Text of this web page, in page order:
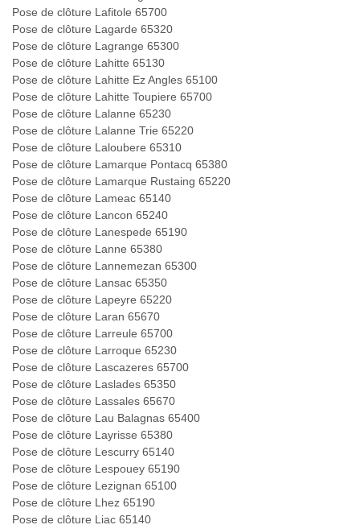
Pose de clôture Lafitole 65700
Pose de clôture Lagarde 65320
Pose de clôture Lagrange 65300
Pose de clôture Lahitte 65130
Pose de clôture Lahitte Ez Angles 65100
Pose de clôture Lahitte Toupiere 65700
Pose de clôture Lalanne 65230
Pose de clôture Lalanne Trie 65220
Pose de clôture Laloubere 65310
Pose de clôture Lamarque Pontacq 65380
Pose de clôture Lamarque Rustaing 65220
Pose de clôture Lameac 65140
Pose de clôture Lancon 65240
Pose de clôture Lanespede 65190
Pose de clôture Lanne 65380
Pose de clôture Lannemezan 65300
Pose de clôture Lansac 65350
Pose de clôture Lapeyre 65220
Pose de clôture Laran 65670
Pose de clôture Larreule 65700
Pose de clôture Larroque 65230
Pose de clôture Lascazeres 65700
Pose de clôture Laslades 65350
Pose de clôture Lassales 65670
Pose de clôture Lau Balagnas 65400
Pose de clôture Layrisse 65380
Pose de clôture Lescurry 65140
Pose de clôture Lespouey 65190
Pose de clôture Lezignan 65100
Pose de clôture Lhez 65190
Pose de clôture Liac 65140